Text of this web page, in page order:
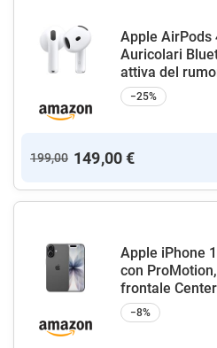
Apple AirPods
Auricolari
attiva del
−25%
199,00 149,00 €
Apple iPhone
con
frontale
−8%